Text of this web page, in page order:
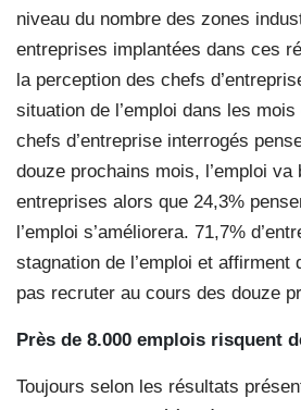
niveau du nombre des zones
entreprises implantées dans ces
la perception des chefs
situation de l’emploi dans les
chefs d’entreprise interrogés
douze prochains mois, l’emploi va
entreprises alors que 24,3%
l’emploi s’améliorera. 71,7%
stagnation de l’emploi et affirment
pas recruter au cours des douze
Près de 8.000 emplois risquent
Toujours selon les résultats